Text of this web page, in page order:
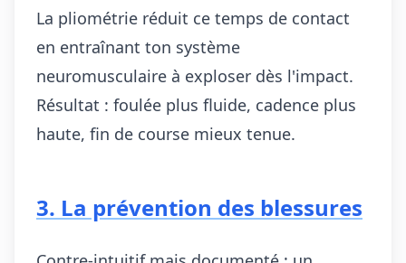
La pliométrie réduit ce temps de contact
en entraînant ton système
neuromusculaire à exploser dès l'impact.
Résultat : foulée plus fluide, cadence plus
haute, fin de course mieux tenue.
3. La prévention des blessures